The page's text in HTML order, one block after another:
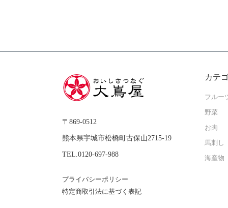
〒869-0512
熊本県宇城市松橋町古保山2715-19
TEL.0120-697-988
プライバシーポリシー
特定商取引法に基づく表記
カテ
フルー
野菜
お肉
馬刺し
海産物